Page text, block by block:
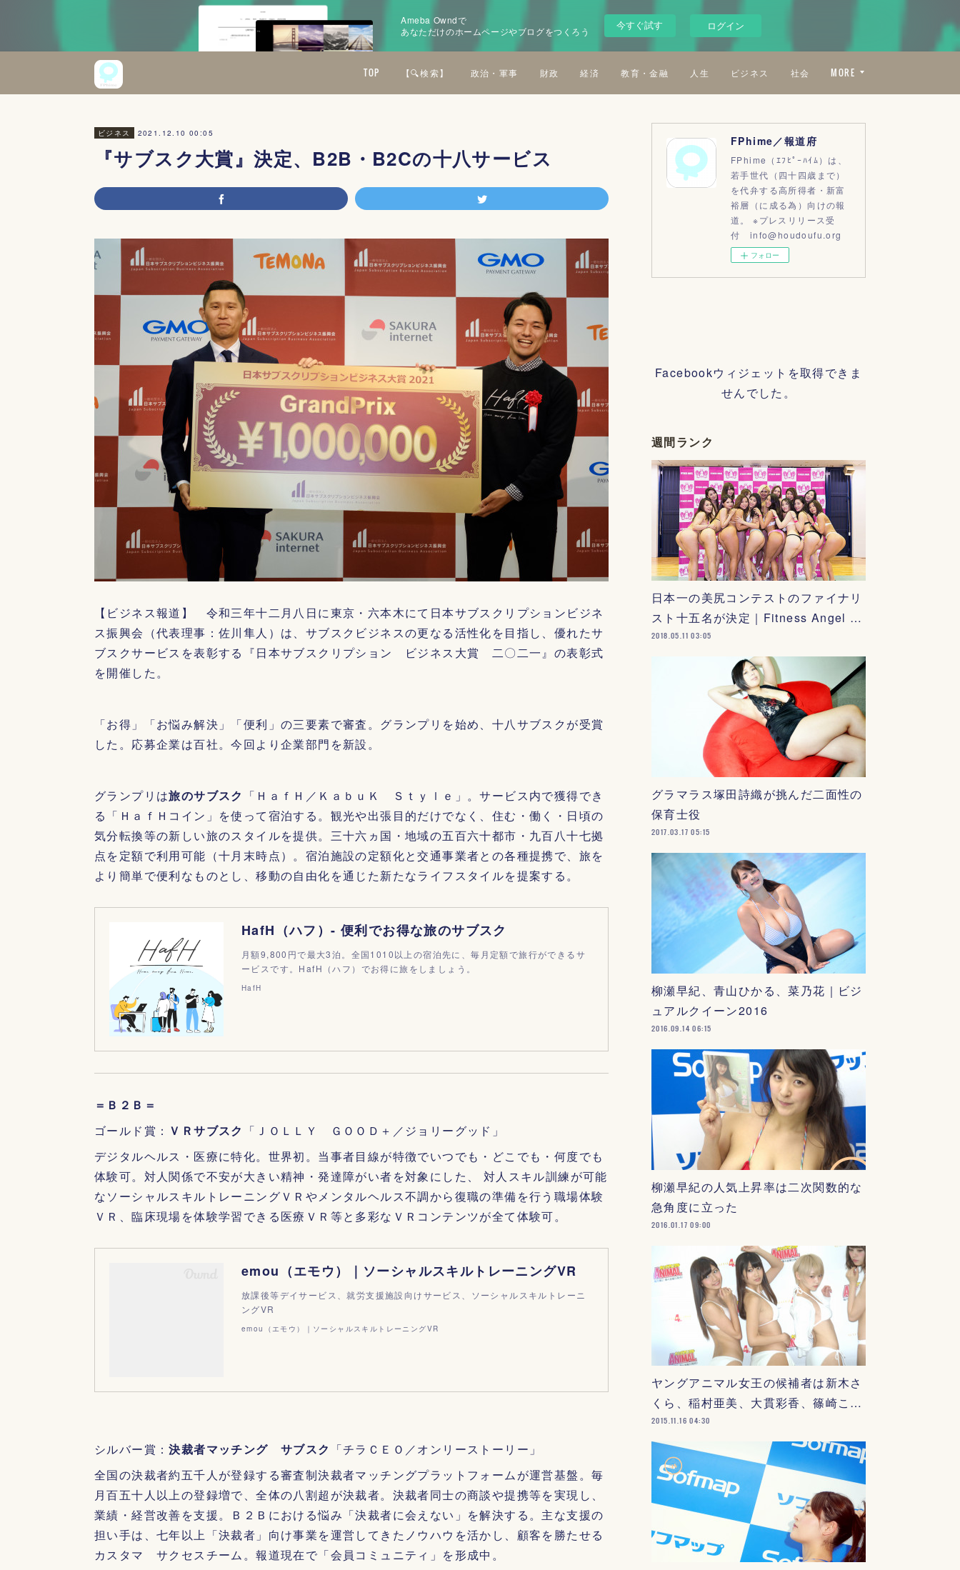
Ameba Owndで
あなただけのホームページやブログをつくろう
今すぐ試す ログイン
TOP 【🔍検索】 政治・軍事 財政 経済 教育・金融 人生 ビジネス 社会 MORE
ビジネス 2021.12.10 00:05
『サブスク大賞』決定、B2B・B2Cの十八サービス
【ビジネス報道】 令和三年十二月八日に東京・六本木にて日本サブスクリプションビジネ
ス振興会（代表理事：佐川隼人）は、サブスクビジネスの更なる活性化を目指し、優れたサ
ブスクサービスを表彰する『日本サブスクリプション ビジネス大賞 二〇二一』の表彰式
を開催した。
「お得」「お悩み解決」「便利」の三要素で審査。グランプリを始め、十八サブスクが受賞
した。応募企業は百社。今回より企業部門を新設。
グランプリは旅のサブスク 「ＨａｆＨ／ＫａｂｕＫ Ｓｔｙｌｅ」。サービス内で獲得でき
る「ＨａｆＨコイン」を使って宿泊する。観光や出張目的だけでなく、住む・働く・日頃の
気分転換等の新しい旅のスタイルを提供。三十六ヵ国・地域の五百六十都市・九百八十七拠
点を定額で利用可能（十月末時点）。宿泊施設の定額化と交通事業者との各種提携で、旅を
より簡単で便利なものとし、移動の自由化を通じた新たなライフスタイルを提案する。
HafH（ハフ）- 便利でお得な旅のサブスク
月額9,800円で最大3泊。全国1010以上の宿泊先に、毎月定額で旅行ができるサ
ービスです。HafH（ハフ）でお得に旅をしましょう。
HafH
＝Ｂ２Ｂ＝
ゴールド賞： ＶＲサブスク 「ＪＯＬＬＹ ＧＯＯＤ＋／ジョリーグッド」
デジタルヘルス・医療に特化。世界初。当事者目線が特徴でいつでも・どこでも・何度でも
体験可。対人関係で不安が大きい精神・発達障がい者を対象にした、 対人スキル訓練が可能
なソーシャルスキルトレーニングＶＲやメンタルヘルス不調から復職の準備を行う職場体験
ＶＲ、臨床現場を体験学習できる医療ＶＲ等と多彩なＶＲコンテンツが全て体験可。
emou（エモウ）｜ソーシャルスキルトレーニングVR
放課後等デイサービス、就労支援施設向けサービス、ソーシャルスキルトレーニ
ングVR
emou（エモウ）｜ソーシャルスキルトレーニングVR
シルバー賞：決裁者マッチング サブスク 「チラＣＥＯ／オンリーストーリー」
全国の決裁者約五千人が登録する審査制決裁者マッチングプラットフォームが運営基盤。毎
月百五十人以上の登録増で、全体の八割超が決裁者。決裁者同士の商談や提携等を実現し、
業績・経営改善を支援。Ｂ２Ｂにおける悩み「決裁者に会えない」を解決する。主な支援の
担い手は、七年以上「決裁者」向け事業を運営してきたノウハウを活かし、顧客を勝たせる
カスタマ サクセスチーム。報道現在で「会員コミュニティ」を形成中。
FPhime／報道府
FPhime（ｴﾌﾋﾟｰﾊｲﾑ）は、
若手世代（四十四歳まで）
を代弁する高所得者・新富
裕層（に成る為）向けの報
道。 ※プレスリリース受
付 info@houdoufu.org
フォロー
Facebookウィジェットを取得できま
せんでした。
週間ランク
日本一の美尻コンテストのファイナリ
スト十五名が決定｜Fitness Angel …
2018.05.11 03:05
グラマラス塚田詩織が挑んだ二面性の
保育士役
2017.03.17 05:15
柳瀬早紀、青山ひかる、菜乃花｜ビジ
ュアルクイーン2016
2016.09.14 06:15
柳瀬早紀の人気上昇率は二次関数的な
急角度に立った
2016.01.17 09:00
ヤングアニマル女王の候補者は新木さ
くら、稲村亜美、大貫彩香、篠崎こ…
2015.11.16 04:30